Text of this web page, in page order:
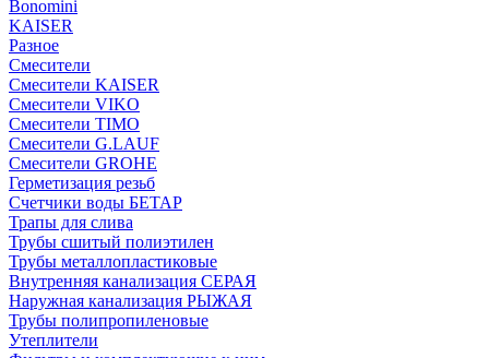
Bonomini
KAISER
Разное
Смесители
Смесители KAISER
Смесители VIKO
Смесители TIMO
Смесители G.LAUF
Смесители GROHE
Герметизация резьб
Счетчики воды БЕТАР
Трапы для слива
Трубы сшитый полиэтилен
Трубы металлопластиковые
Внутренняя канализация СЕРАЯ
Наружная канализация РЫЖАЯ
Трубы полипропиленовые
Утеплители